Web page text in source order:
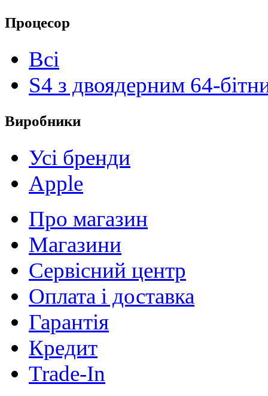
Процесор
Всі
S4 з двоядерним 64-
Виробники
Усі бренди
Apple
Про магазин
Магазини
Сервісний центр
Оплата і доставка
Гарантія
Кредит
Trade-In